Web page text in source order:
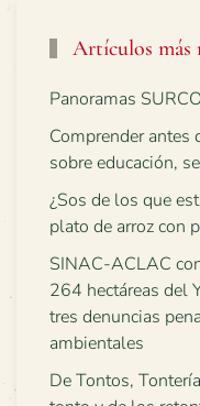
Artículos más
Panoramas
Comprender
sobre educación,
¿Sos de los que
plato de arroz con
SINAC-ACLAC
264 hectáreas del
tres denuncias
ambientales
De Tontos,